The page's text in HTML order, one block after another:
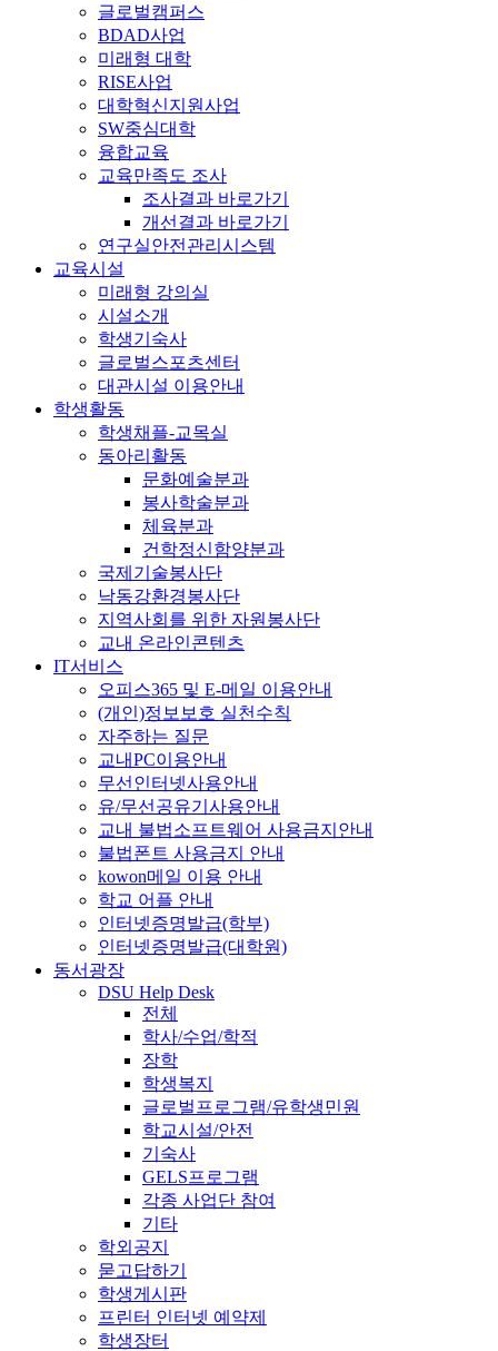
글로벌캠퍼스
BDAD사업
미래형 대학
RISE사업
대학혁신지원사업
SW중심대학
융합교육
교육만족도 조사
조사결과 바로가기
개선결과 바로가기
연구실안전관리시스템
교육시설
미래형 강의실
시설소개
학생기숙사
글로벌스포츠센터
대관시설 이용안내
학생활동
학생채플-교목실
동아리활동
문화예술분과
봉사학술분과
체육분과
건학정신함양분과
국제기술봉사단
낙동강환경봉사단
지역사회를 위한 자원봉사단
교내 온라인콘텐츠
IT서비스
오피스365 및 E-메일 이용안내
(개인)정보보호 실천수칙
자주하는 질문
교내PC이용안내
무선인터넷사용안내
유/무선공유기사용안내
교내 불법소프트웨어 사용금지안내
불법폰트 사용금지 안내
kowon메일 이용 안내
학교 어플 안내
인터넷증명발급(학부)
인터넷증명발급(대학원)
동서광장
DSU Help Desk
전체
학사/수업/학적
장학
학생복지
글로벌프로그램/유학생민원
학교시설/안전
기숙사
GELS프로그램
각종 사업단 참여
기타
학외공지
묻고답하기
학생게시판
프린터 인터넷 예약제
학생장터